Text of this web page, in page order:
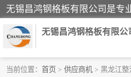
无锡昌鸿钢格板有限公
当前位置： 首页 > 供应商机 > 黑龙江